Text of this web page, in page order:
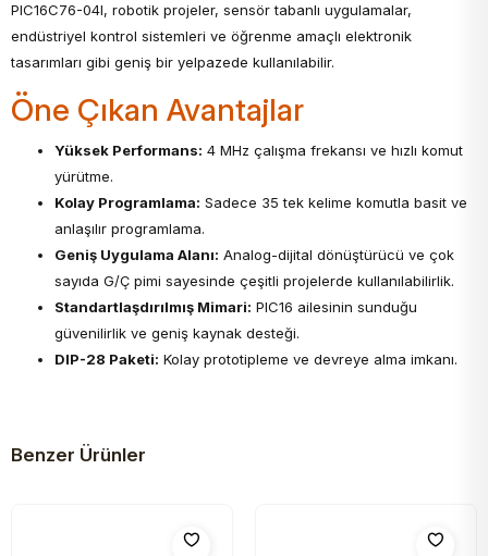
PIC16C76-04I, robotik projeler, sensör tabanlı uygulamalar,
endüstriyel kontrol sistemleri ve öğrenme amaçlı elektronik
tasarımları gibi geniş bir yelpazede kullanılabilir.
Öne Çıkan Avantajlar
Yüksek Performans: 4 MHz çalışma frekansı ve hızlı komut
yürütme.
Kolay Programlama: Sadece 35 tek kelime komutla basit ve
anlaşılır programlama.
Geniş Uygulama Alanı: Analog-dijital dönüştürücü ve çok
sayıda G/Ç pimi sayesinde çeşitli projelerde kullanılabilirlik.
Standartlaşdırılmış Mimari: PIC16 ailesinin sunduğu
güvenilirlik ve geniş kaynak desteği.
DIP-28 Paketi: Kolay prototipleme ve devreye alma imkanı.
Benzer Ürünler